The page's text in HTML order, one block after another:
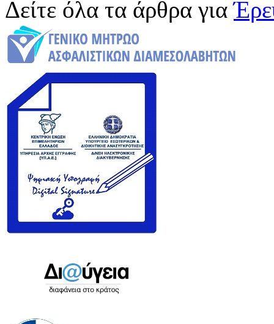
Δείτε όλα τα άρθρα για